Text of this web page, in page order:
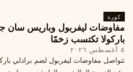
كورة
مفاوضات ليفربول وباريس سان
باركولا تكتسب زخمًا
٥ أغسطس ٢٠٢٦
تتواصل مفاوضات ليفربول لضم برادلي